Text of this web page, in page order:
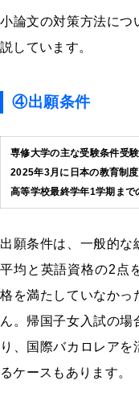
小論文の対策方法につ
説しています。
④出願条件
専修大学の主な受験条件受
2025年3月に日本の教育制
高等学校最終学年1学期ま
出願条件は、一般的な
平均と英語資格の2点
格を満たしていなかっ
ん。帰国子女入試の場
り、国際バカロレア
るケースもあります。